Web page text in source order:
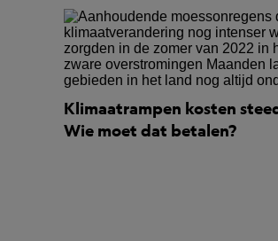
Klimaatrampen kosten
Wie moet dat betalen?